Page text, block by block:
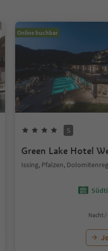
Online buchbar
S
Green Lake Hotel
Issing, Pfalzen,
Nacht /